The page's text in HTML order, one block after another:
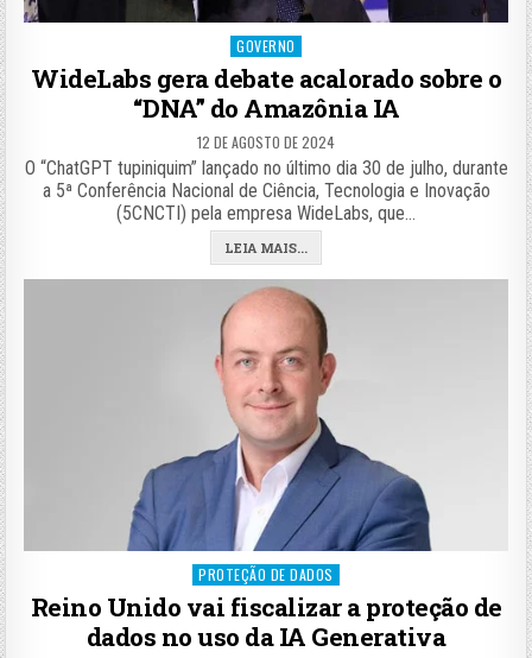
Posted
in
GOVERNO
WideLabs gera debate acalorado sobre o
“DNA” do Amazônia IA
12 DE AGOSTO DE 2024
O “ChatGPT tupiniquim” lançado no último dia 30 de julho, durante
a 5ª Conferência Nacional de Ciência, Tecnologia e Inovação
(5CNCTI) pela empresa WideLabs, que…
LEIA MAIS...
Posted
PROTEÇÃO DE DADOS
Reino Unido vai fiscalizar a proteção de
dados no uso da IA Generativa